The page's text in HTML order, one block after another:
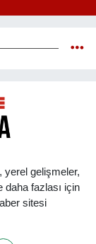
yerel gelişmeler,
fazlası için
sitesi